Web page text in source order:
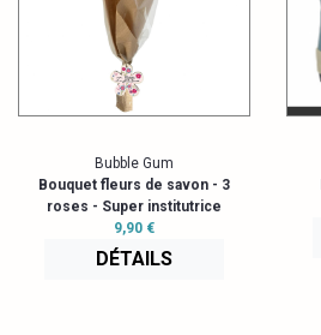
Bubble Gum
Bouquet fleurs de savon - 3
roses - Super institutrice
9,90 €
DÉTAILS